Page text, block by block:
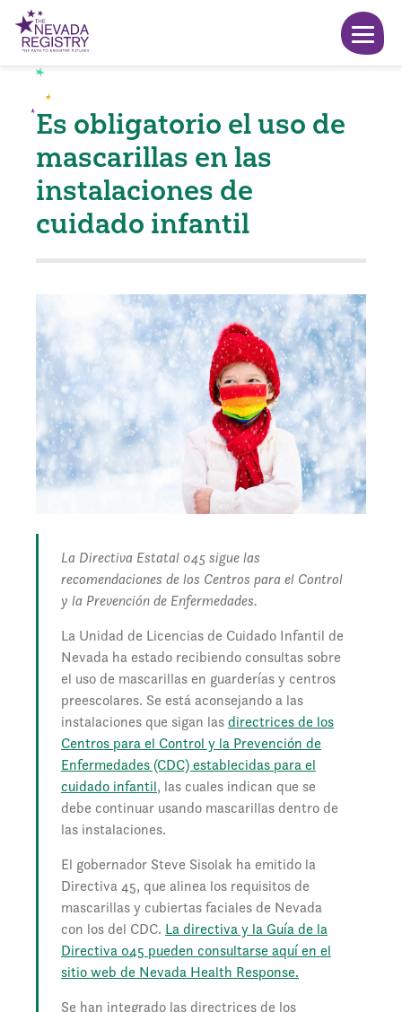
Es obligatorio el uso de
mascarillas en las
instalaciones de
cuidado infantil
La Directiva Estatal 045 sigue las
recomendaciones de los Centros para el Control
y la Prevención de Enfermedades.
La Unidad de Licencias de Cuidado Infantil de
Nevada ha estado recibiendo consultas sobre
el uso de mascarillas en guarderías y centros
preescolares. Se está aconsejando a las
instalaciones que sigan lasdirectrices de los
Centros para el Control y la Prevención de
Enfermedades (CDC) establecidas para el
cuidado infantil, las cuales indican que se
debe continuar usando mascarillas dentro de
las instalaciones.
El gobernador Steve Sisolak ha emitido la
Directiva 45, que alinea los requisitos de
mascarillas y cubiertas faciales de Nevada
con los del CDC. La directiva y la Guía de la
Directiva 045 pueden consultarse aquí en el
sitio web de Nevada Health Response.
Se han integrado las directrices de los